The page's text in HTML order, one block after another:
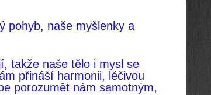
pohyb, naše myšlenky a
takže naše tělo i mysl se
přináší harmonii, léčivou
porozumět nám samotným,